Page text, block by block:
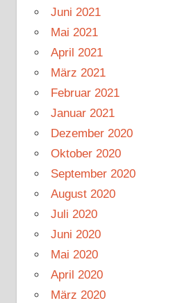
Juni 2021
Mai 2021
April 2021
März 2021
Februar 2021
Januar 2021
Dezember 2020
Oktober 2020
September 2020
August 2020
Juli 2020
Juni 2020
Mai 2020
April 2020
März 2020